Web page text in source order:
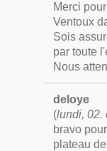
Merci
Ventoux
Sois
par toute
Nous
deloye
(lundi, 02.
bravo
plateau